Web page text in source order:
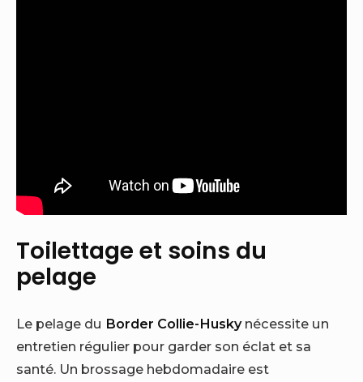
Toilettage et soins du
pelage
Le pelage du Border Collie-Huskynécessite un
entretien régulier pour garder son éclat et sa
santé. Un brossage hebdomadaire est